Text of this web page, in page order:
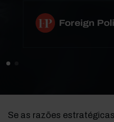
Foreign
Se as razões